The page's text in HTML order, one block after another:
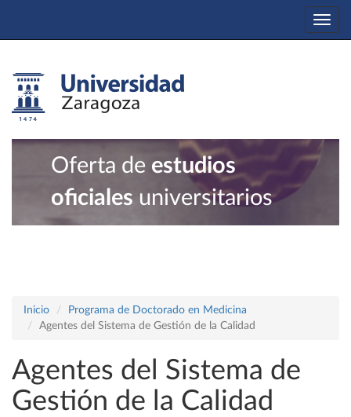
Oferta de estudios
oficiales universitarios
Inicio
Programa de Doctorado en Medicina
Agentes del Sistema de Gestión de la Calidad
Agentes del Sistema de
Gestión de la Calidad